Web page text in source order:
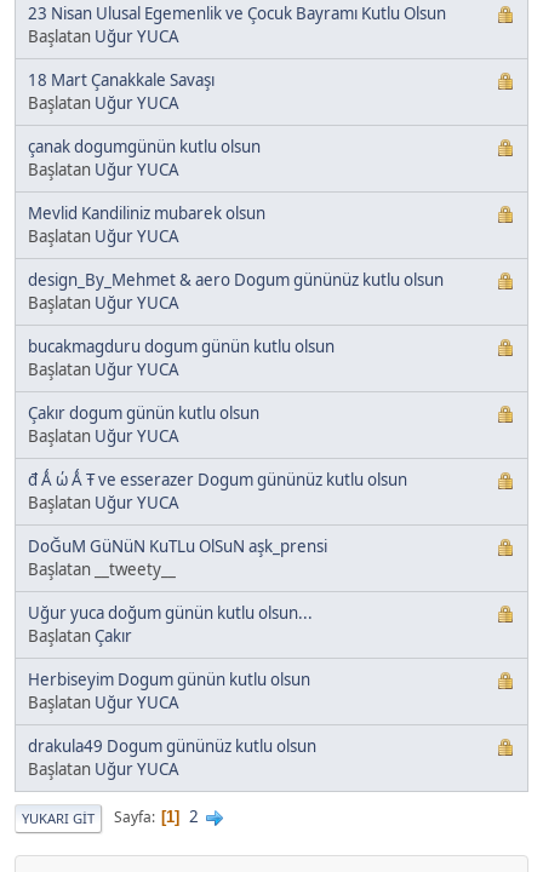
23 Nisan Ulusal Egemenlik ve Çocuk Bayramı Kutlu Olsun
Başlatan Uğur YUCA
18 Mart Çanakkale Savaşı
Başlatan Uğur YUCA
çanak dogumgünün kutlu olsun
Başlatan Uğur YUCA
Mevlid Kandiliniz mubarek olsun
Başlatan Uğur YUCA
design_By_Mehmet & aero Dogum gününüz kutlu olsun
Başlatan Uğur YUCA
bucakmagduru dogum günün kutlu olsun
Başlatan Uğur YUCA
Çakır dogum günün kutlu olsun
Başlatan Uğur YUCA
đ Ǻ ώ Ǻ Ŧ ve esserazer Dogum gününüz kutlu olsun
Başlatan Uğur YUCA
DoĞuM GüNüN KuTLu OlSuN aşk_prensi
Başlatan __tweety__
Uğur yuca doğum günün kutlu olsun...
BaşlatanÇakır
Herbiseyim Dogum günün kutlu olsun
Başlatan Uğur YUCA
drakula49 Dogum gününüz kutlu olsun
Başlatan Uğur YUCA
YUKARI GIT Sayfa 1 2